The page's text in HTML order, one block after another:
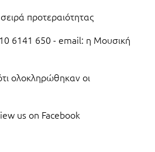
προτεραιότητας
6141 650 - email: η Μουσική
ολοκληρώθηκαν οι
us on Facebook